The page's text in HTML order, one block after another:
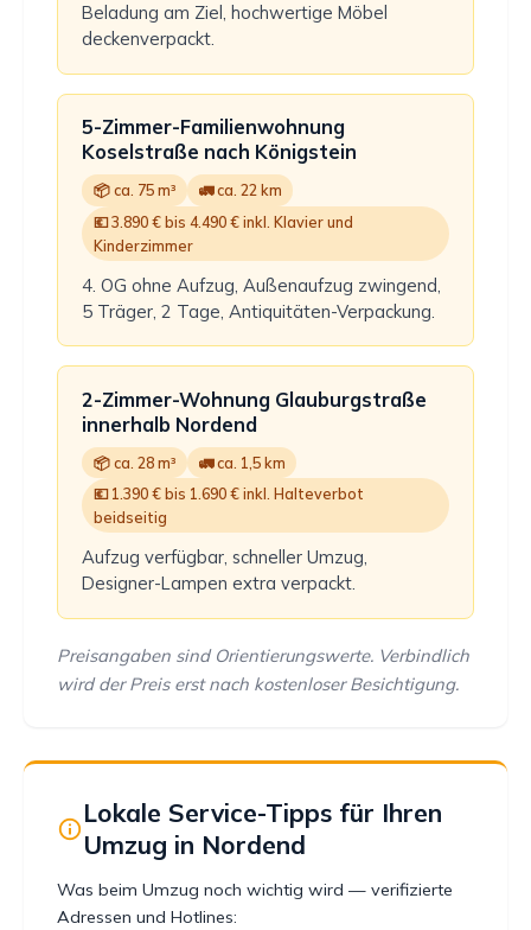
Beladung am Ziel, hochwertige Möbel
deckenverpackt.
5-Zimmer-Familienwohnung
Koselstraße nach Königstein
📦 ca. 75 m³
🚛 ca. 22 km
💶 3.890 € bis 4.490 € inkl. Klavier und
Kinderzimmer
4. OG ohne Aufzug, Außenaufzug zwingend,
5 Träger, 2 Tage, Antiquitäten-Verpackung.
2-Zimmer-Wohnung Glauburgstraße
innerhalb Nordend
📦 ca. 28 m³
🚛 ca. 1,5 km
💶 1.390 € bis 1.690 € inkl. Halteverbot
beidseitig
Aufzug verfügbar, schneller Umzug,
Designer-Lampen extra verpackt.
Preisangaben sind Orientierungswerte. Verbindlich
wird der Preis erst nach kostenloser Besichtigung.
Lokale Service-Tipps für Ihren
Umzug in Nordend
Was beim Umzug noch wichtig wird — verifizierte
Adressen und Hotlines: